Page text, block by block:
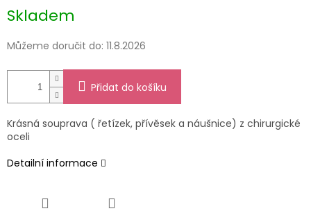
cena:
Skladem
Můžeme doručit do: 11.8.2026
Přidat do košíku
Krásná souprava ( řetízek, přívěsek a náušnice) z chirurgické
oceli
Detailní informace